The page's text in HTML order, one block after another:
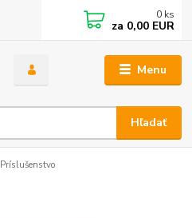
Menu
Hľadať
0 ks
za 0,00 EUR
Príslušenstvo